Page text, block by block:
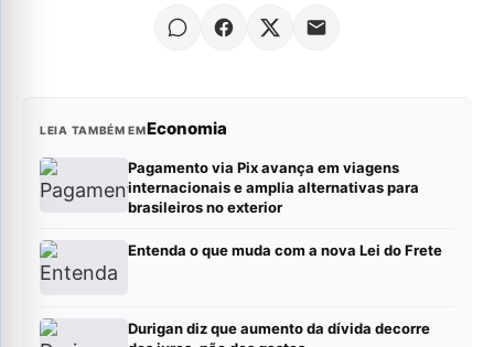
LEIA TAMBÉM EMEconomia
Pagamento via Pix avança em viagens
internacionais e amplia alternativas para
brasileiros no exterior
Entenda o que muda com a nova Lei do Frete
Durigan diz que aumento da dívida decorre